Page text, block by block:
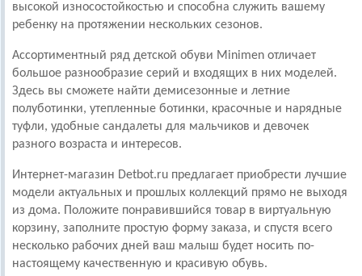
высокой износостойкостью и способна служить вашему
ребенку на протяжении нескольких сезонов.
Ассортиментный ряд детской обуви Minimen отличает
большое разнообразие серий и входящих в них моделей.
Здесь вы сможете найти демисезонные и летние
полуботинки, утепленные ботинки, красочные и нарядные
туфли, удобные сандалеты для мальчиков и девочек
разного возраста и интересов.
Интернет-магазин Detbot.ru предлагает приобрести лучшие
модели актуальных и прошлых коллекций прямо не выходя
из дома. Положите понравившийся товар в виртуальную
корзину, заполните простую форму заказа, и спустя всего
несколько рабочих дней ваш малыш будет носить по-
настоящему качественную и красивую обувь.